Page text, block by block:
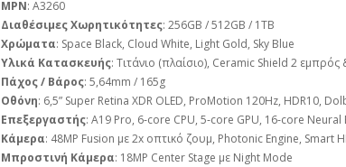
MPN: A3260
Διαθέσιμες Χωρητικότητες: 256GB / 512GB / 1TB
Χρώματα: Space Black, Cloud White, Light Gold, Sky Blue
Υλικά Κατασκευής: Τιτάνιο (πλαίσιο), Ceramic Shield 2
Πάχος / Βάρος: 5,64mm / 165g
Οθόνη: 6,5” Super Retina XDR OLED, ProMotion 120Hz, HDR10,
Επεξεργαστής: A19 Pro, 6‑core CPU, 5‑core GPU, 16‑core Neural
Κάμερα: 48MP Fusion με 2x οπτικό ζουμ, Photonic Engine, Smart
Μπροστινή Κάμερα: 18MP Center Stage με Night Mode